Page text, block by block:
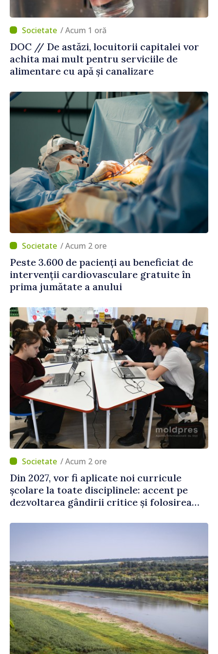
/ Acum 1 oră
DOC // De astăzi, locuitorii capitalei vor
achita mai mult pentru serviciile de
alimentare cu apă și canalizare
/ Acum 2 ore
Peste 3.600 de pacienți au beneficiat de
intervenții cardiovasculare gratuite în
prima jumătate a anului
/ Acum 2 ore
Din 2027, vor fi aplicate noi curricule
școlare la toate disciplinele: accent pe
dezvoltarea gândirii critice și folosirea